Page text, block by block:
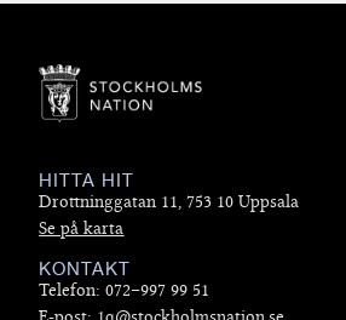
HITTA HIT
Drottninggatan 11, 753 10 Uppsala
Se på karta
KONTAKT
Telefon: 072–997 99 51